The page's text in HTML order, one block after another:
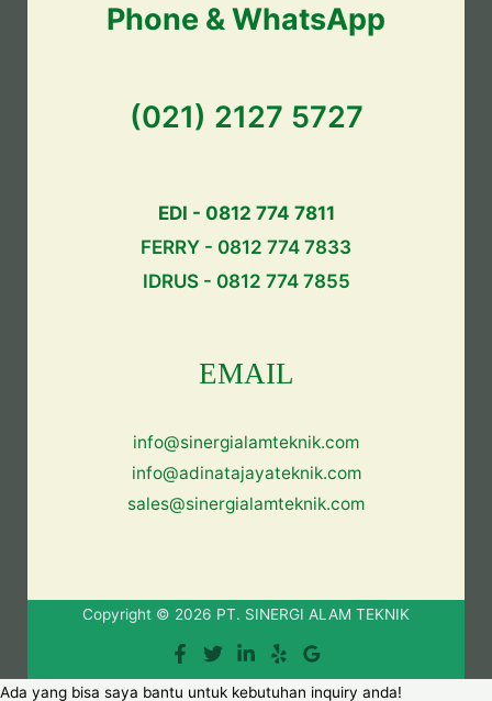
Phone & WhatsApp
(021) 2127 5727
EDI - 0812 774 7811
FERRY - 0812 774 7833
IDRUS - 0812 774 7855
EMAIL
info@sinergialamteknik.com
info@adinatajayateknik.com
sales@sinergialamteknik.com
Copyright © 2026 PT. SINERGI ALAM TEKNIK
Ada yang bisa saya bantu untuk kebutuhan inquiry anda!